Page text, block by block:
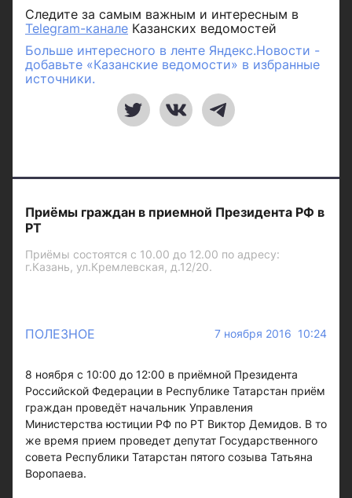
Следите за самым важным и интересным в
Telegram-канале Казанских ведомостей
Больше интересного в ленте Яндекс.Новости -
добавьте «Казанские ведомости» в избранные
источники.
Приёмы граждан в приемной Президента РФ в
РТ
Приёмы состоятся с 10.00 до 12.00 по адресу:
г.Казань, ул.Кремлевская, д.12/20.
ПОЛЕЗНОЕ 7 ноября 2016 10:24
8 ноября с 10:00 до 12:00 в приёмной Президента
Российской Федерации в Республике Татарстан приём
граждан проведёт начальник Управления
Министерства юстиции РФ по РТ Виктор Демидов. В то
же время прием проведет депутат Государственного
совета Республики Татарстан пятого созыва Татьяна
Воропаева.